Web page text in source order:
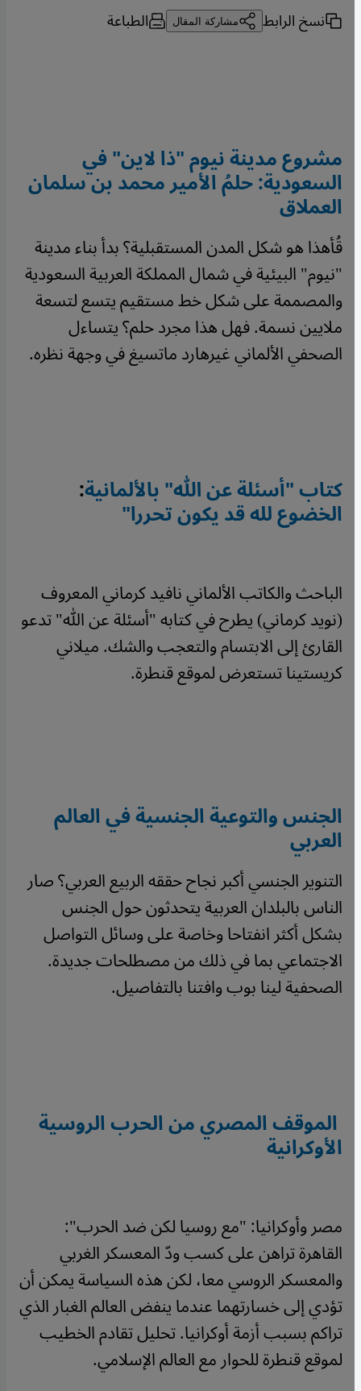
نسخ الرابط مشاركة المقال الطباعة
مشروع مدينة نيوم "ذا لاين" في
السعودية:حلمُ الأمير محمد بن سلمان
العملاق
قُأهذا هو شكل المدن المستقبلية؟ بدأ بناء مدينة
"نيوم" البيئية في شمال المملكة العربية السعودية
والمصممة على شكل خط مستقيم يتسع لتسعة
ملايين نسمة. فهل هذا مجرد حلم؟ يتساءل
الصحفي الألماني غيرهارد ماتسيغ في وجهة نظره.
كتاب "أسئلة عن الله" بالألمانية:
الخضوع لله قد يكون تحررا"
الباحث والكاتب الألماني نافيد كرماني المعروف
(نويد كرماني) يطرح في كتابه "أسئلة عن الله" تدعو
القارئ إلى الابتسام والتعجب والشك. ميلاني
كريستينا تستعرض لموقع قنطرة.
الجنس والتوعية الجنسية في العالم
العربي
التنوير الجنسي أكبر نجاح حققه الربيع العربي؟ صار
الناس بالبلدان العربية يتحدثون حول الجنس
بشكل أكثر انفتاحا وخاصة على وسائل التواصل
الاجتماعي بما في ذلك من مصطلحات جديدة.
الصحفية لينا بوب وافتنا بالتفاصيل.
الموقف المصري من الحرب الروسية
الأوكرانية
مصر وأوكرانيا: "مع روسيا لكن ضد الحرب":
القاهرة تراهن على كسب ودّ المعسكر الغربي
والمعسكر الروسي معا، لكن هذه السياسة يمكن أن
تؤدي إلى خسارتهما عندما ينفض العالم الغبار الذي
تراكم بسبب أزمة أوكرانيا. تحليل تقادم الخطيب
لموقع قنطرة للحوار مع العالم الإسلامي.